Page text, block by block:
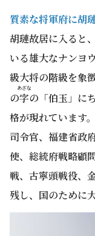
質素な将軍府に胡
胡璉故居に入ると
いる雄大なナンヨ
級大将の階級を象
の字
あざな
の「伯玉」に
格が現れています
司令官、福建省政
使、総統府戦略顧
戦、古寧頭戦役、
残し、国のために